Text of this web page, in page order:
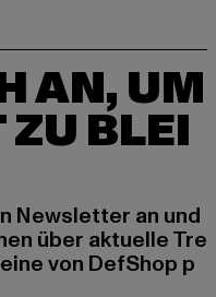
AN, UM
BLEI
Newsletter an und
über aktuelle Tre
von DefShop p